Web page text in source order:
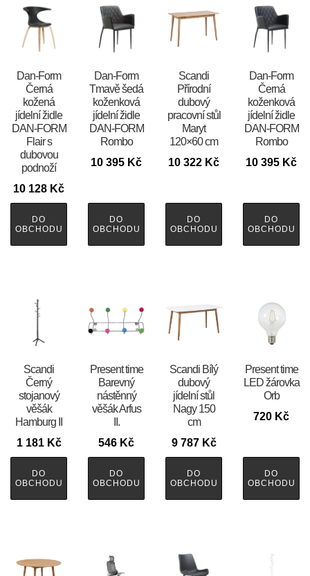
​​​​​Dan-Form
Černá
kožená
jídelní židle
DAN-FORM
Flair s
dubovou
podnoží
10 128 Kč
DO
OBCHODU
​​​​​Dan-Form
Tmavě šedá
koženková
jídelní židle
DAN-FORM
Rombo
10 395 Kč
DO
OBCHODU
Scandi
Přírodní
dubový
pracovní stůl
Maryt
120×60 cm
10 322 Kč
DO
OBCHODU
​​​​​Dan-Form
Černá
koženková
jídelní židle
DAN-FORM
Rombo
10 395 Kč
DO
OBCHODU
Scandi
Černý
stojanový
věšák
Hamburg II
1 181 Kč
DO
OBCHODU
Present time
Barevný
nástěnný
věšák Arfus
II.
546 Kč
DO
OBCHODU
Scandi Bílý
dubový
jídelní stůl
Nagy 150
cm
9 787 Kč
DO
OBCHODU
Present time
LED žárovka
Orb
720 Kč
DO
OBCHODU